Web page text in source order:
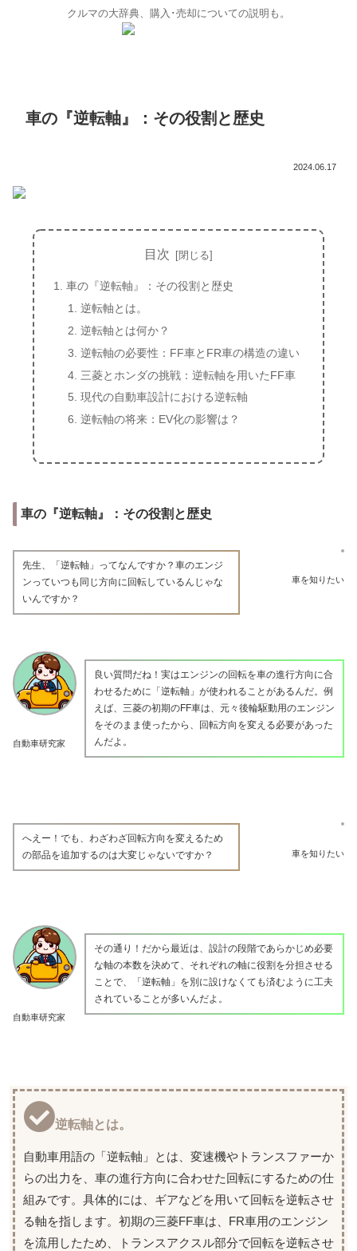
クルマの大辞典、購入･売却についての説明も。
車の『逆転軸』：その役割と歴史
2024.06.17
目次
車の『逆転軸』：その役割と歴史
逆転軸とは。
逆転軸とは何か？
逆転軸の必要性：FF車とFR車の構造の違い
三菱とホンダの挑戦：逆転軸を用いたFF車
現代の自動車設計における逆転軸
逆転軸の将来：EV化の影響は？
車の『逆転軸』：その役割と歴史
車を知りたい
先生、「逆転軸」ってなんですか？車のエンジ
ンっていつも同じ方向に回転しているんじゃな
いんですか？
自動車研究家
良い質問だね！実はエンジンの回転を車の進行方向に合
わせるために「逆転軸」が使われることがあるんだ。例
えば、三菱の初期のFF車は、元々後輪駆動用のエンジン
をそのまま使ったから、回転方向を変える必要があった
んだよ。
車を知りたい
へえー！でも、わざわざ回転方向を変えるため
の部品を追加するのは大変じゃないですか？
自動車研究家
その通り！だから最近は、設計の段階であらかじめ必要
な軸の本数を決めて、それぞれの軸に役割を分担させる
ことで、「逆転軸」を別に設けなくても済むように工夫
されていることが多いんだよ。
逆転軸とは。
自動車用語の「逆転軸」とは、変速機やトランスファーか
らの出力を、車の進行方向に合わせた回転にするための仕
組みです。具体的には、ギアなどを用いて回転を逆転させ
る軸を指します。初期の三菱FF車は、FR車用のエンジン
を流用したため、トランスアクスル部分で回転を逆転させ